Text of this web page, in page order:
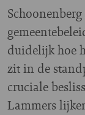
duidelijk hoe
zit in de
cruciale
Lammers